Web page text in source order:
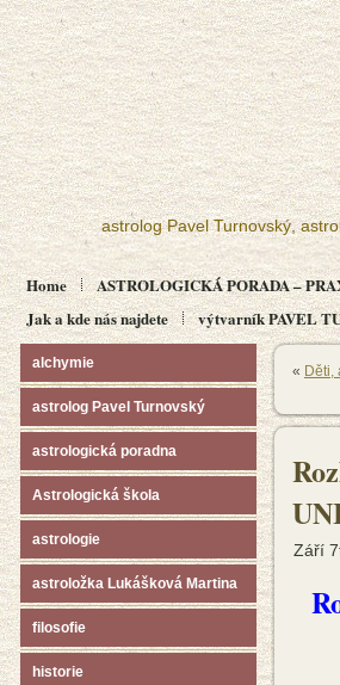
astrolog Pavel Turnovský,
Home ASTROLOGICKÁ PORADA –
Jak a kde nás najdete
výtvarník PAVEL
alchymie
astrolog Pavel Turnovský
astrologická poradna
Astrologická škola
astrologie
astroložka Lukášková Martina
filosofie
historie
« Děti,
Září